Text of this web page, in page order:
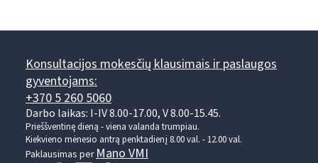
Konsultacijos mokesčių klausimais ir paslaugos
gyventojams:
+370 5 260 5060
Darbo laikas: I-IV 8.00-17.00, V 8.00-15.45.
Prieššventinę dieną - viena valanda trumpiau.
Kiekvieno mėnesio antrą penktadienį 8.00 val. - 12.00 val.
Paklausimas perMano VMI